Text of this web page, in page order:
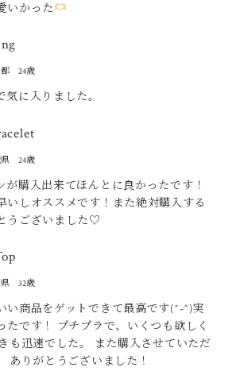
いかった
24歳
に入りました。
24歳
が購入出来てほんとに良かったです！
いしオススメです！また絶対購入する
うございました♡
32歳
い商品をゲットできて最高です(^-^)実
たです！ プチプラで、いくつも欲しく
も迅速でした。 また購入させていただ
ありがとうございました！